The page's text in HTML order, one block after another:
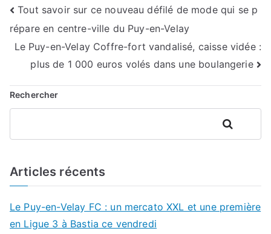
Navigation
de
l’article
Tout savoir sur ce nouveau défilé de mode qui se p
répare en centre-ville du Puy-en-Velay
Le Puy-en-Velay Coffre-fort vandalisé, caisse vidée :
plus de 1 000 euros volés dans une boulangerie
Rechercher
Rechercher
Articles récents
Le Puy-en-Velay FC : un mercato XXL et une première
en Ligue 3 à Bastia ce vendredi